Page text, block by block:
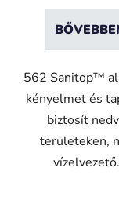
562 Sanitop™
kényelmet és
biztosít
területeken,